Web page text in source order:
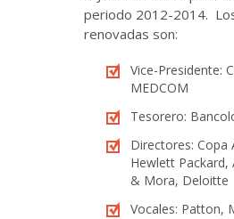
periodo 2012-2014.
renovadas son:
Vice-Presidente:
MEDCOM
Tesorero:
Directores: Copa
Hewlett Packard,
& Mora, Deloitte
Vocales: Patton,